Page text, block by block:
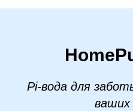
Pi-вода для
ваших